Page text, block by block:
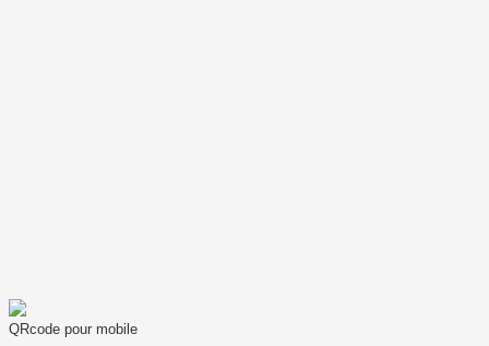
QRcode pour mobile